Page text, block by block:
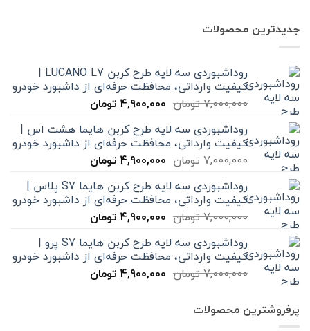
جدیدترین محصولات
روداشبوردی سه‌ لایه طرح کربن LUCANO L7 |
کیفیت وارداتی، محافظت حرفه‌ای از داشبورد خودرو
7,000,000تومان قیمت
7,000,000 تومان
بود.
4,900,000 تومانقیمت
4,900,000 تومان
است.
روداشبوردی سه‌ لایه طرح کربن هایما هشت اس |
کیفیت وارداتی، محافظت حرفه‌ای از داشبورد خودرو
7,000,000تومان قیمت
7,000,000 تومان
بود.
4,900,000 تومانقیمت
4,900,000 تومان
است.
روداشبوردی سه‌ لایه طرح کربن هایما S7 پلاس |
کیفیت وارداتی، محافظت حرفه‌ای از داشبورد خودرو
7,000,000تومان قیمت
7,000,000 تومان
بود.
4,900,000 تومانقیمت
4,900,000 تومان
است.
روداشبوردی سه‌ لایه طرح کربن هایما S7 پرو |
کیفیت وارداتی، محافظت حرفه‌ای از داشبورد خودرو
7,000,000تومان قیمت
4,900,000 تومانقیمت
پرفروشترین محصولات